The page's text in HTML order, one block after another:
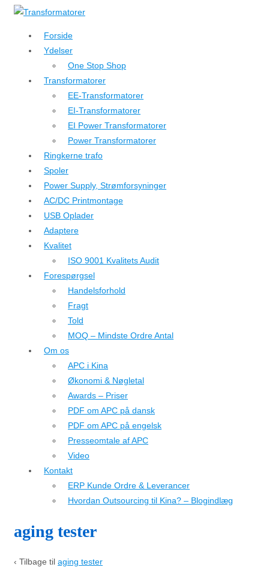
↓
hovedindhold
Forside
Ydelser
One Stop Shop
Transformatorer
EE-Transformatorer
EI-Transformatorer
EI Power Transformatorer
Power Transformatorer
Ringkerne trafo
Spoler
Power Supply, Strømforsyninger
AC/DC Printmontage
USB Oplader
Adaptere
Kvalitet
ISO 9001 Kvalitets Audit
Forespørgsel
Handelsforhold
Fragt
Told
MOQ – Mindste Ordre Antal
Om os
APC i Kina
Økonomi & Nøgletal
Awards – Priser
PDF om APC på dansk
PDF om APC på engelsk
Presseomtale af APC
Video
Kontakt
ERP Kunde Ordre & Leverancer
Hvordan Outsourcing til Kina? – Blogindlæg
aging tester
‹ Tilbage til aging tester